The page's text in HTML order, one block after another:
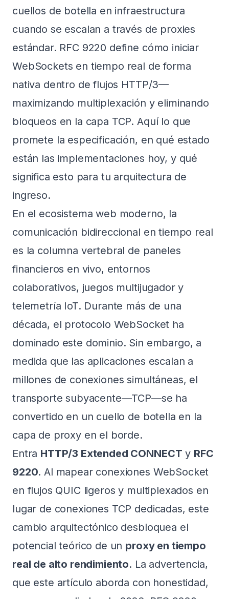
cuellos de botella en infraestructura
cuando se escalan a través de proxies
estándar. RFC 9220 define cómo iniciar
WebSockets en tiempo real de forma
nativa dentro de flujos HTTP/3—
maximizando multiplexación y eliminando
bloqueos en la capa TCP. Aquí lo que
promete la especificación, en qué estado
están las implementaciones hoy, y qué
significa esto para tu arquitectura de
ingreso.
En el ecosistema web moderno, la
comunicación bidireccional en tiempo real
es la columna vertebral de paneles
financieros en vivo, entornos
colaborativos, juegos multijugador y
telemetría IoT. Durante más de una
década, el protocolo WebSocket ha
dominado este dominio. Sin embargo, a
medida que las aplicaciones escalan a
millones de conexiones simultáneas, el
transporte subyacente—TCP—se ha
convertido en un cuello de botella en la
capa de proxy en el borde.
Entra HTTP/3 Extended CONNECT y RFC
9220. Al mapear conexiones WebSocket
en flujos QUIC ligeros y multiplexados en
lugar de conexiones TCP dedicadas, este
cambio arquitectónico desbloquea el
potencial teórico de un proxy en tiempo
real de alto rendimiento. La advertencia,
que este artículo aborda con honestidad,